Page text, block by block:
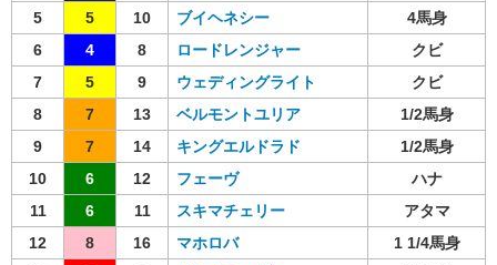
5
5 10 ブイヘネシー
4馬身
6
4 8 ロードレンジャー
クビ
7
5 9 ウェディングライト
クビ
8
7 13 ベルモントユリア
1/2馬身
9
7 14 キングエルドラド
1/2馬身
10
6 12 フェーヴ
ハナ
11
6 11 スキマチェリー
アタマ
12
8 16 マホロバ
1 1/4馬身